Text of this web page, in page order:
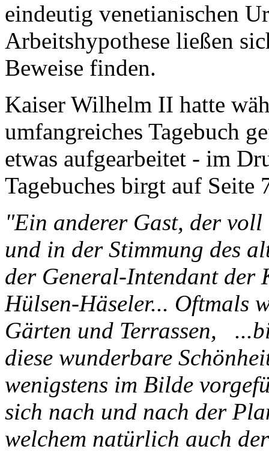
eindeutig venetianischen
Arbeitshypothese ließen
Beweise finden.
Kaiser Wilhelm II hatte
umfangreiches Tagebuch
etwas aufgearbeitet - im
Tagebuches birgt auf Seite
"Ein anderer Gast, der voll
und in der Stimmung des
der General-Intendant der
Hülsen-Häseler... Oftmals
Gärten und Terrassen,
diese wunderbare
wenigstens im Bilde
sich nach und nach der
welchem natürlich auch